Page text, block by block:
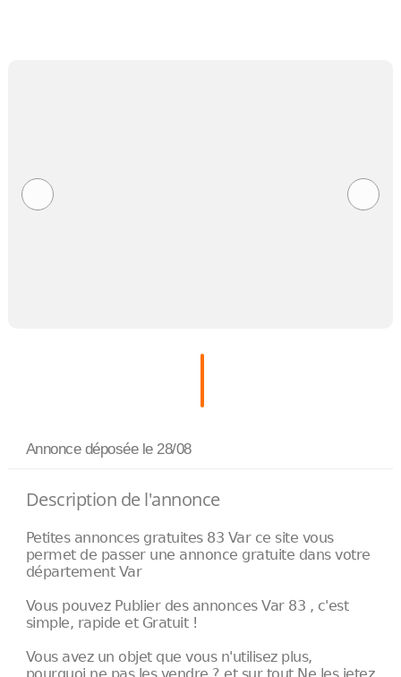
Annonce déposée le 28/08
Description de l'annonce
Petites annonces gratuites 83 Var ce site vous
permet de passer une annonce gratuite dans votre
département Var
Vous pouvez Publier des annonces Var 83 , c'est
simple, rapide et Gratuit !
Vous avez un objet que vous n'utilisez plus,